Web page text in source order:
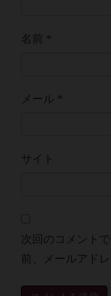
名前
メール
サイト
次回のコメント
前、メールアド